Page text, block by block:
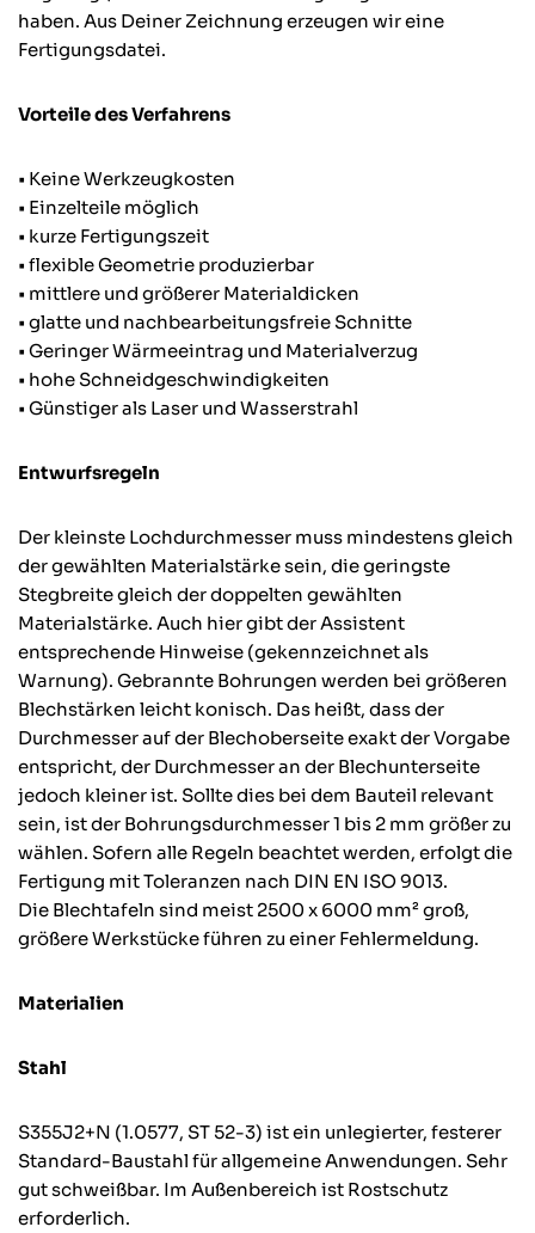
haben. Aus Deiner Zeichnung erzeugen wir eine
Fertigungsdatei.
Vorteile des Verfahrens
• Keine Werkzeugkosten
• Einzelteile möglich
• kurze Fertigungszeit
• flexible Geometrie produzierbar
• mittlere und größerer Materialdicken
• glatte und nachbearbeitungsfreie Schnitte
• Geringer Wärmeeintrag und Materialverzug
• hohe Schneidgeschwindigkeiten
• Günstiger als Laser und Wasserstrahl
Entwurfsregeln
Der kleinste Lochdurchmesser muss mindestens gleich
der gewählten Materialstärke sein, die geringste
Stegbreite gleich der doppelten gewählten
Materialstärke. Auch hier gibt der Assistent
entsprechende Hinweise (gekennzeichnet als
Warnung). Gebrannte Bohrungen werden bei größeren
Blechstärken leicht konisch. Das heißt, dass der
Durchmesser auf der Blechoberseite exakt der Vorgabe
entspricht, der Durchmesser an der Blechunterseite
jedoch kleiner ist. Sollte dies bei dem Bauteil relevant
sein, ist der Bohrungsdurchmesser 1 bis 2 mm größer zu
wählen. Sofern alle Regeln beachtet werden, erfolgt die
Fertigung mit Toleranzen nach DIN EN ISO 9013.
Die Blechtafeln sind meist 2500 x 6000 mm² groß,
größere Werkstücke führen zu einer Fehlermeldung.
Materialien
Stahl
S355J2+N (1.0577, ST 52-3) ist ein unlegierter, festerer
Standard-Baustahl für allgemeine Anwendungen. Sehr
gut schweißbar. Im Außenbereich ist Rostschutz
erforderlich.